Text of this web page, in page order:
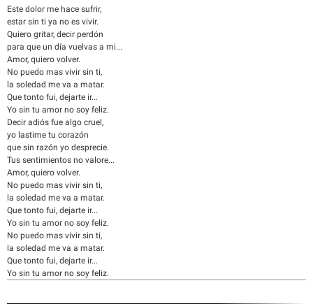
Este dolor me hace sufrir,
estar sin ti ya no es vivir.
Quiero gritar, decir perdón
para que un día vuelvas a mi...
Amor, quiero volver.
No puedo mas vivir sin ti,
la soledad me va a matar.
Que tonto fui, dejarte ir...
Yo sin tu amor no soy feliz.
Decir adiós fue algo cruel,
yo lastime tu corazón
que sin razón yo desprecie.
Tus sentimientos no valore...
Amor, quiero volver.
No puedo mas vivir sin ti,
la soledad me va a matar.
Que tonto fui, dejarte ir...
Yo sin tu amor no soy feliz.
No puedo mas vivir sin ti,
la soledad me va a matar.
Que tonto fui, dejarte ir...
Yo sin tu amor no soy feliz.